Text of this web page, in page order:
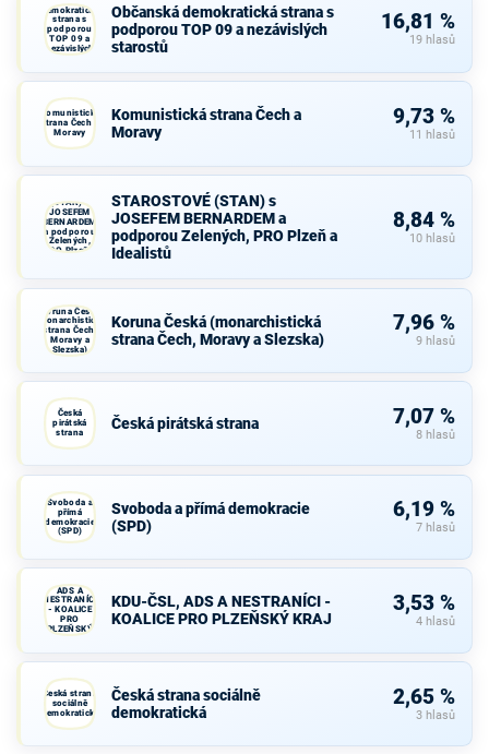
demokratická
strana s
podporou
TOP 09 a
nezávislých
starostů
Občanská demokratická strana s
podporou TOP 09 a nezávislých
starostů
16,81 %
19 hlasů
Komunistická
strana Čech a
Moravy
Komunistická strana Čech a
Moravy
9,73 %
11 hlasů
(STAN) s
JOSEFEM
BERNARDEM
a podporou
Zelených,
PRO Plzeň a
STAROSTOVÉ (STAN) s
JOSEFEM BERNARDEM a
podporou Zelených, PRO Plzeň a
Idealistů
8,84 %
10 hlasů
Koruna Česká
(monarchistická
strana Čech,
Moravy a
Slezska)
Koruna Česká (monarchistická
strana Čech, Moravy a Slezska)
7,96 %
9 hlasů
Česká
pirátská
strana
Česká pirátská strana 7,07 %
8 hlasů
Svoboda a
přímá
demokracie
(SPD)
Svoboda a přímá demokracie
(SPD)
6,19 %
7 hlasů
ADS A
NESTRANÍCI
- KOALICE
PRO
PLZEŇSKÝ
KRAJ
KDU-ČSL, ADS A NESTRANÍCI -
KOALICE PRO PLZEŇSKÝ KRAJ
3,53 %
4 hlasů
Česká strana
sociálně
demokratická
Česká strana sociálně
demokratická
2,65 %
3 hlasů